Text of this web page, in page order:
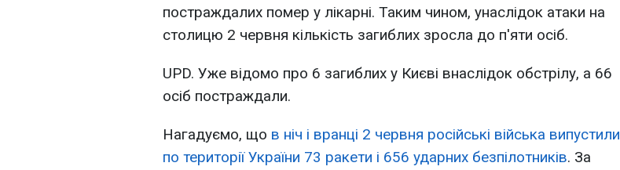
постраждалих помер у лікарні. Таким чином, унаслідок атаки на
столицю 2 червня кількість загиблих зросла до п'яти осіб.
UPD. Уже відомо про 6 загиблих у Києві внаслідок обстрілу, а 66
осіб постраждали.
Нагадуємо, що в ніч і вранці 2 червня російські війська випустили
по території України 73 ракети і 656 ударних безпілотників. За